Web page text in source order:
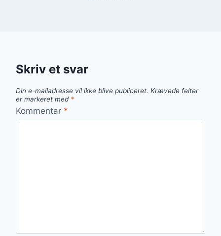
Skriv et svar
Din e-mailadresse vil ikke blive publiceret. Krævede felter
er markeret med *
Kommentar *